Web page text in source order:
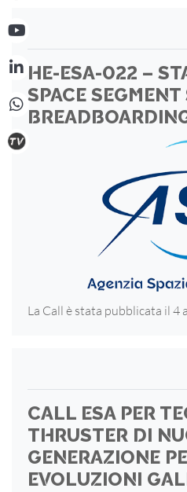
HE-ESA-022 –
SPACE
La Call è stata pubblicata il 4
CALL ESA PER
THRUSTER DI
GENERAZIONE
EVOLUZIONI